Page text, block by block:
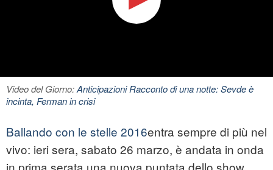
Video del Giorno:Anticipazioni Racconto di una notte: Sevde è
incinta, Ferman in crisi
Ballando con le stelle 2016entra sempre di più nel
vivo: ieri sera, sabato 26 marzo, è andata in onda